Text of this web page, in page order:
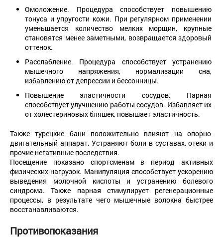
Омоложение. Процедура способствует повышению
тонуса и упругости кожи. При регулярном применении
уменьшается количество мелких морщин, крупные
становятся менее заметными, возвращается здоровый
оттенок.
Расслабление. Процедура способствует устранению
мышечного напряжения, нормализации сна,
избавлению от депрессии и бессонницы.
Повышение эластичности сосудов. Парная
способствует улучшению работы сосудов. Избавляет их
от холестериновых бляшек, повышает эластичность.
Также турецкие бани положительно влияют на опорно-
двигательный аппарат. Устраняют боли в суставах, отеки и
прочие негативные последствия.
Посещение показано спортсменам в период активных
физических нагрузок. Манипуляция способствует ускорению
выведения молочной кислоты и устранению болевого
синдрома. Также парная стимулирует регенерационные
процессы, в результате чего мышечные волокна быстрее
восстанавливаются.
Противопоказания